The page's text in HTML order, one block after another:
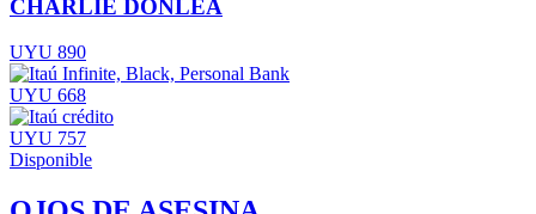
CHARLIE DONLEA
UYU 890
UYU 668
UYU 757
Disponible